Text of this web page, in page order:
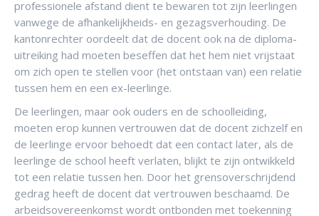
professionele afstand dient te bewaren tot zijn leerlingen
vanwege de afhankelijkheids- en gezagsverhouding. De
kantonrechter oordeelt dat de docent ook na de diploma-
uitreiking had moeten beseffen dat het hem niet vrijstaat
om zich open te stellen voor (het ontstaan van) een relatie
tussen hem en een ex-leerlinge.
De leerlingen, maar ook ouders en de schoolleiding,
moeten erop kunnen vertrouwen dat de docent zichzelf en
de leerlinge ervoor behoedt dat een contact later, als de
leerlinge de school heeft verlaten, blijkt te zijn ontwikkeld
tot een relatie tussen hen. Door het grensoverschrijdend
gedrag heeft de docent dat vertrouwen beschaamd. De
arbeidsovereenkomst wordt ontbonden met toekenning